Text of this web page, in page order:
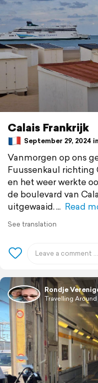
Calais Frankrijk
September 29, 2024
Vanmorgen op ons
Fuussenkaul richting
en het weer werkte
de boulevard van
uitgewaaid.
Read
See translation
Rondje
Travelling Around